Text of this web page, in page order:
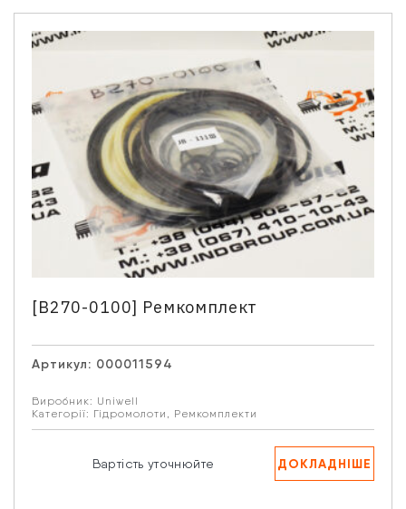
[B270-0100] Ремкомплект
Артикул: 000011594
Виробник: Uniwell
Категорії: Гідромолоти , Ремкомплекти
Вартість уточнюйте ДОКЛАДНІШЕ